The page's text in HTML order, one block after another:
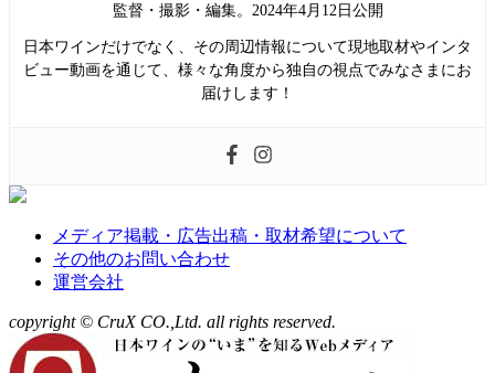
監督・撮影・編集。2024年4月12日公開
日本ワインだけでなく、その周辺情報について現地取材やインタ
ビュー動画を通じて、様々な角度から独自の視点でみなさまにお
届けします！
メディア掲載・広告出稿・取材希望について
その他のお問い合わせ
運営会社
copyright © CruX CO.,Ltd. all rights reserved.